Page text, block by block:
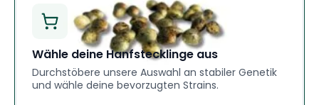
Wähle deine Hanfstecklinge aus
Durchstöbere unsere Auswahl an stabiler Genetik
und wähle deine bevorzugten Strains.